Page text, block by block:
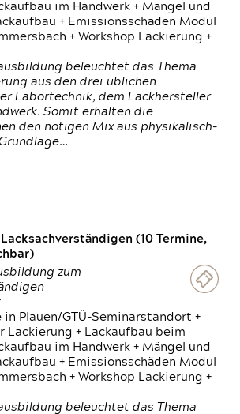
im Handwerk + Mängel und
+ Emissionsschäden Modul
+ Workshop Lackierung +
beleuchtet das Thema
aus den drei üblichen
Labortechnik, dem Lackhersteller
Somit erhalten die
den nötigen Mix aus physikalisch-
(10 Termine,
zum
in Plauen/GTÜ-Seminarstandort +
Lackierung + Lackaufbau beim
im Handwerk + Mängel und
+ Emissionsschäden Modul
+ Workshop Lackierung +
beleuchtet das Thema